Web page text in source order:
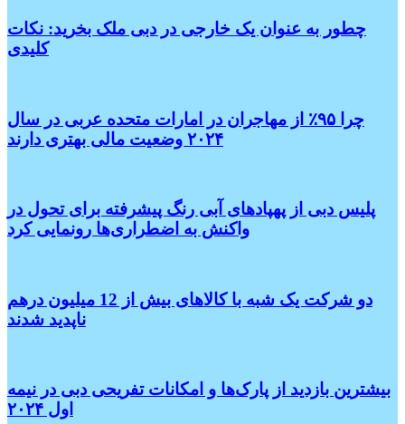
چطور به عنوان یک خارجی در دبی ملک بخرید: نکات
کلیدی
چرا ۹۵٪ از مهاجران در امارات متحده عربی در سال
۲۰۲۴ وضعیت مالی بهتری دارند
پلیس دبی از پهپادهای آبی رنگ پیشرفته برای تحول در
واکنش به اضطراری‌ها رونمایی کرد
دو شرکت یک شبه با کالاهای بیش از 12 میلیون درهم
ناپدید شدند
بیشترین بازدید از پارک‌ها و امکانات تفریحی دبی در نیمه
اول ۲۰۲۴